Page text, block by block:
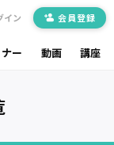
ー 動画 講座
イン 会員登録